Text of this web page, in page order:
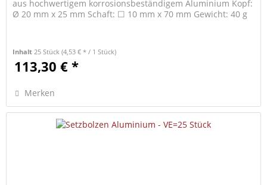
aus hochwertigem korrosionsbeständigem Aluminium Kopf:
Ø 20 mm x 25 mm Schaft: ☐ 10 mm x 70 mm Gewicht: 40 g
Inhalt25 Stück(4,53 € * / 1 Stück)
113,30 € *
Merken